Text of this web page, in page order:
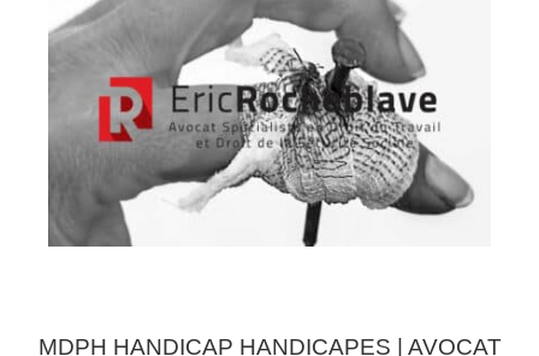
MDPH HANDICAP HANDICAPES | AVOCAT